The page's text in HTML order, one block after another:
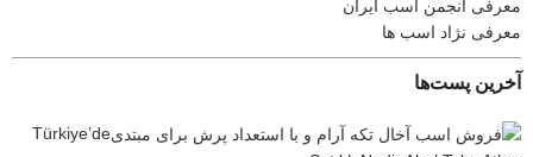
معرفی انجمن اسب ایران
معرفی نژاد اسب ها
آخرین پست‌ها
Türkiye’de